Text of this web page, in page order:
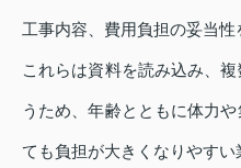
工事内容、費用負担の妥当性
これらは資料を読み込み、
うため、年齢とともに体力
ても負担が大きくなりやすい